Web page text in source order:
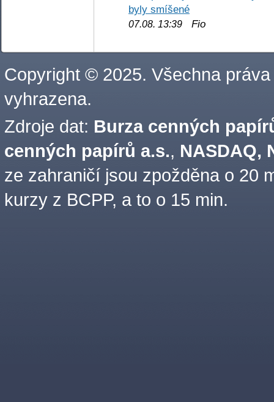
byly smíšené
07.08. 13:39 Fio
Copyright © 2025. Všechna práva
vyhrazena.
Zdroje dat: Burza cenných
cenných papírů a.s., NASDAQ,
ze zahraničí jsou zpožděna o 20
kurzy z BCPP, a to o 15 min.